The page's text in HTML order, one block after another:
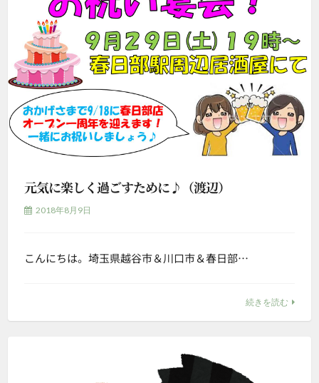
元気に楽しく過ごすために♪（渡辺）
2018年8月9日
こんにちは。埼玉県越谷市＆川口市＆春日部…
続きを読む